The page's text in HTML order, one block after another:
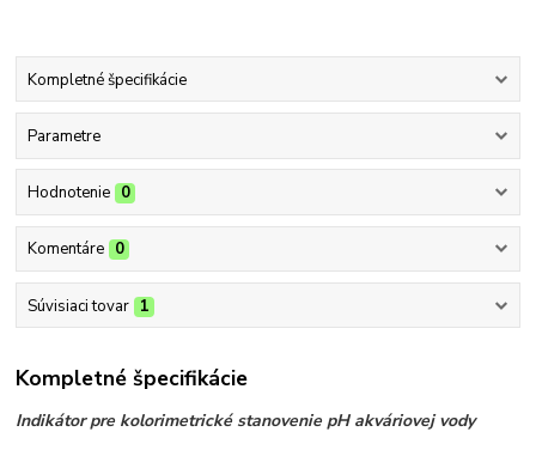
Kompletné špecifikácie
Parametre
Hodnotenie 0
Komentáre 0
Súvisiaci tovar 1
Kompletné špecifikácie
Indikátor pre kolorimetrické stanovenie pH akváriovej vody